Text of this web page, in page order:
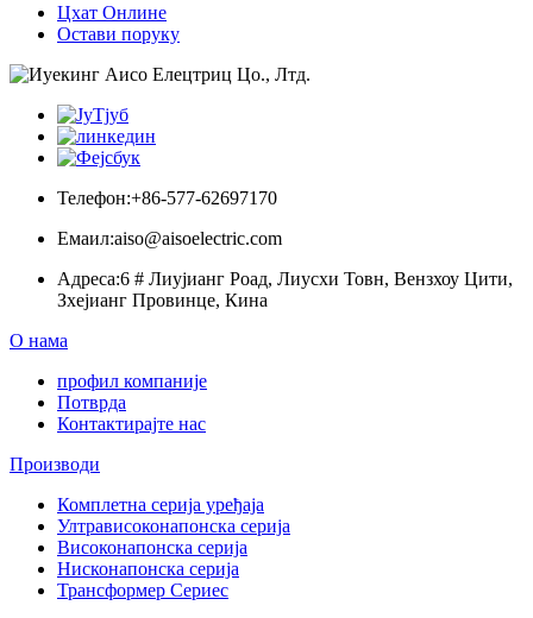
Цхат Онлине
Остави поруку
Телефон:+86-577-62697170
Емаил:aiso@aisoelectric.com
Адреса:6 # Лиујианг Роад, Лиусхи Товн, Вензхоу Цити,
Зхејианг Провинце, Кина
О нама
профил компаније
Потврда
Контактирајте нас
Производи
Комплетна серија уређаја
Ултрависоконапонска серија
Високонапонска серија
Нисконапонска серија
Трансформер Сериес